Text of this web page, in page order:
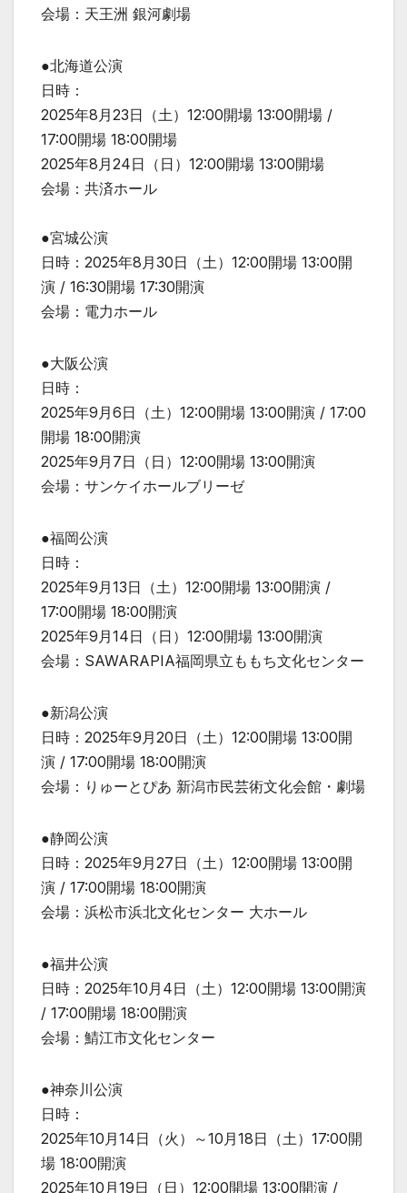
会場：天王洲 銀河劇場
●北海道公演
日時：
2025年8月23日（土）12:00開場 13:00開場 /
17:00開場 18:00開場
2025年8月24日（日）12:00開場 13:00開場
会場：共済ホール
●宮城公演
日時：2025年8月30日（土）12:00開場 13:00開
演 / 16:30開場 17:30開演
会場：電力ホール
●大阪公演
日時：
2025年9月6日（土）12:00開場 13:00開演 / 17:00
開場 18:00開演
2025年9月7日（日）12:00開場 13:00開演
会場：サンケイホールブリーゼ
●福岡公演
日時：
2025年9月13日（土）12:00開場 13:00開演 /
17:00開場 18:00開演
2025年9月14日（日）12:00開場 13:00開演
会場：SAWARAPIA福岡県立ももち文化センター
●新潟公演
日時：2025年9月20日（土）12:00開場 13:00開
演 / 17:00開場 18:00開演
会場：りゅーとぴあ 新潟市民芸術文化会館・劇場
●静岡公演
日時：2025年9月27日（土）12:00開場 13:00開
演 / 17:00開場 18:00開演
会場：浜松市浜北文化センター 大ホール
●福井公演
日時：2025年10月4日（土）12:00開場 13:00開演
/ 17:00開場 18:00開演
会場：鯖江市文化センター
●神奈川公演
日時：
2025年10月14日（火）～10月18日（土）17:00開
場 18:00開演
2025年10月19日（日）12:00開場 13:00開演 /